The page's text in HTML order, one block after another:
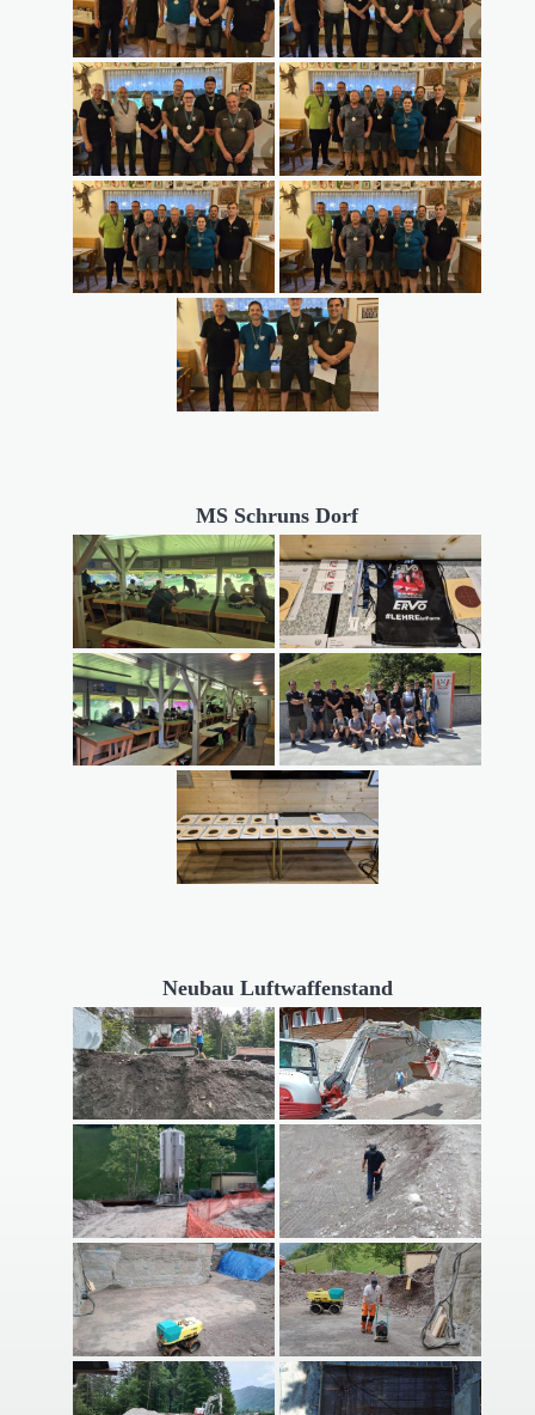
MS Schruns Dorf
Neubau Luftwaffenstand